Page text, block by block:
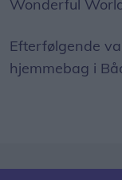
Wonderful
Efterfølgende
hjemmebag i